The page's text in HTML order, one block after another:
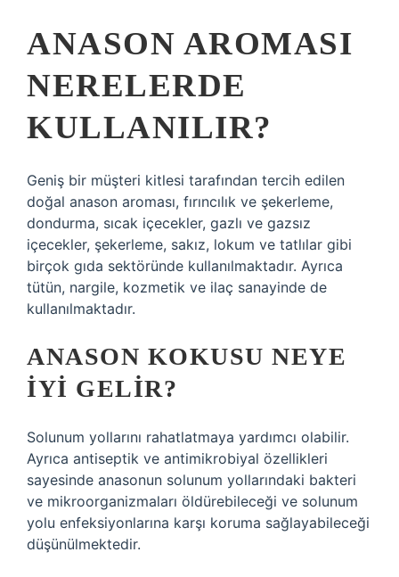
ANASON AROMASI
NERELERDE
KULLANILIR?
Geniş bir müşteri kitlesi tarafından tercih edilen
doğal anason aroması, fırıncılık ve şekerleme,
dondurma, sıcak içecekler, gazlı ve gazsız
içecekler, şekerleme, sakız, lokum ve tatlılar gibi
birçok gıda sektöründe kullanılmaktadır. Ayrıca
tütün, nargile, kozmetik ve ilaç sanayinde de
kullanılmaktadır.
ANASON KOKUSU NEYE
IYI GELIR?
Solunum yollarını rahatlatmaya yardımcı olabilir.
Ayrıca antiseptik ve antimikrobiyal özellikleri
sayesinde anasonun solunum yollarındaki bakteri
ve mikroorganizmaları öldürebileceği ve solunum
yolu enfeksiyonlarına karşı koruma sağlayabileceği
düşünülmektedir.